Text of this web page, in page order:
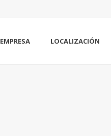
EMPRESA LOCALIZACIÓN